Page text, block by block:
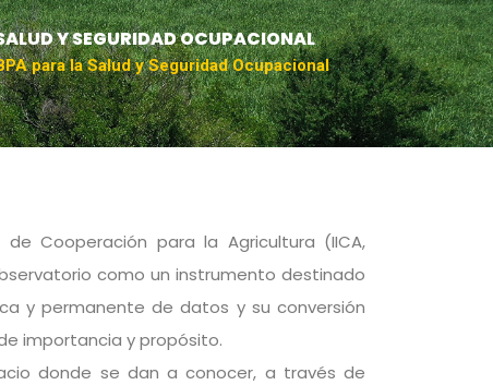
Y SEGURIDAD OCUPACIONAL
para la Salud y Seguridad Ocupacional
Cooperación para la Agricultura (IICA,
como un instrumento destinado
y permanente de datos y su conversión
importancia y propósito.
donde se dan a conocer, a través de